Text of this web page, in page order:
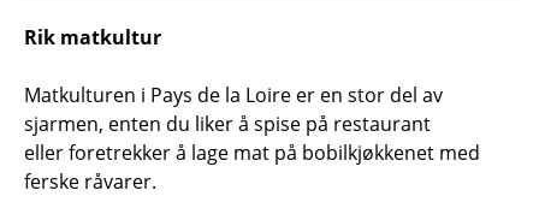
Rik matkultur
Matkulturen i Pays de la Loire er en stor del av
sjarmen, enten du liker å spise på restaurant
eller foretrekker å lage mat på bobilkjøkkenet med
ferske råvarer.